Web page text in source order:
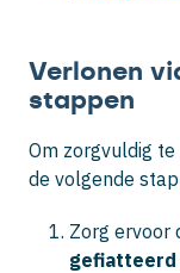
Verlonen
stappen
Om zorgvuldig
de volgende
Zorg ervoor
gefiatteerd